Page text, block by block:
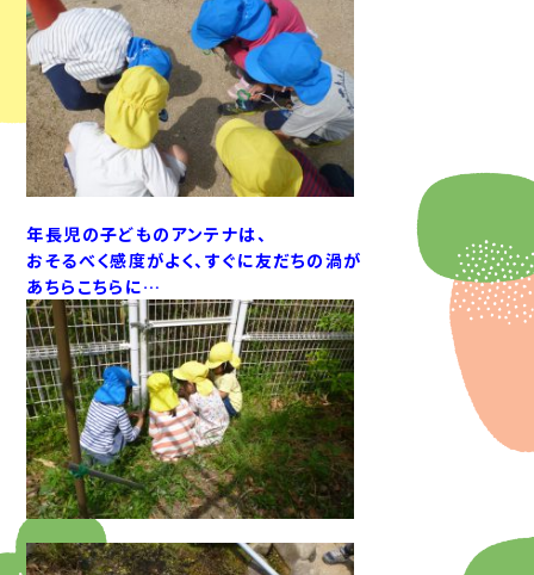
年長児の子どものアンテナは、
おそるべく感度がよく、すぐに友だちの渦が
あちらこちらに…